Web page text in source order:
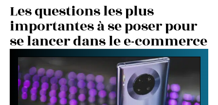
Les questions les plus
importantes à se poser pour
se lancer dans le e-commerce